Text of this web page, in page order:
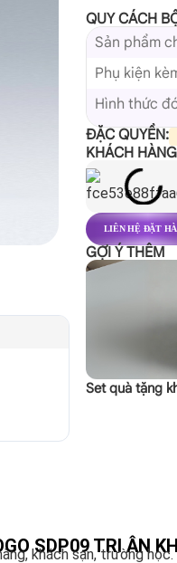
QUY CÁCH
Sản phẩm
Phụ kiện
Hình thức
ĐẶC QUYỀN:
KHÁCH
LIÊN HỆ ĐẶT
GỢI Ý THÊM
Set quà tặng
SDP09 TRI ÂN
khách sạn, trường học.